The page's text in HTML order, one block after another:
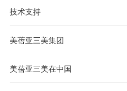
技术支持
美蓓亚三美集团
美蓓亚三美在中国